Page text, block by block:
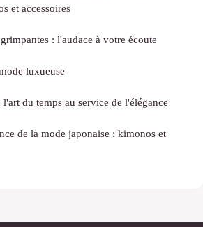
et accessoires
: l'audace à votre écoute
luxueuse
du temps au service de l'élégance
de la mode japonaise : kimonos et